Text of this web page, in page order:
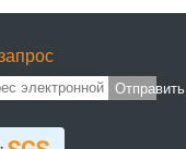
Отправить